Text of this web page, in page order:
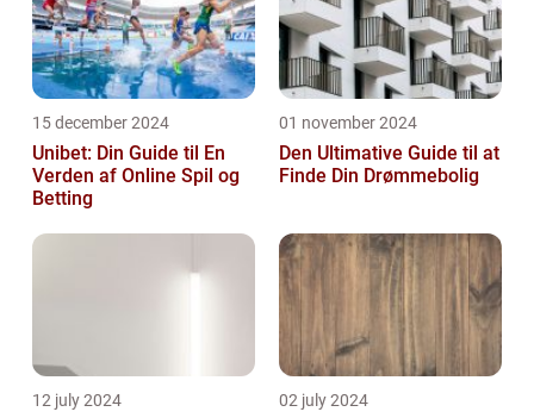
15 december 2024
Unibet: Din Guide til En
Verden af Online Spil og
Betting
01 november 2024
Den Ultimative Guide til at
Finde Din Drømmebolig
12 july 2024 02 july 2024